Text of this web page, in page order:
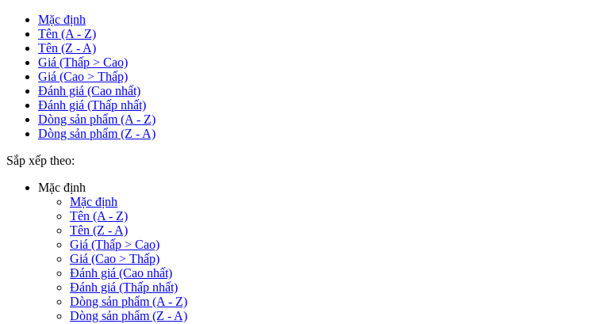
Mặc định
Tên (A - Z)
Tên (Z - A)
Giá (Thấp > Cao)
Giá (Cao > Thấp)
Đánh giá (Cao nhất)
Đánh giá (Thấp nhất)
Dòng sản phẩm (A - Z)
Dòng sản phẩm (Z - A)
Sắp xếp theo:
Mặc định
Mặc định
Tên (A - Z)
Tên (Z - A)
Giá (Thấp > Cao)
Giá (Cao > Thấp)
Đánh giá (Cao nhất)
Đánh giá (Thấp nhất)
Dòng sản phẩm (A - Z)
Dòng sản phẩm (Z - A)